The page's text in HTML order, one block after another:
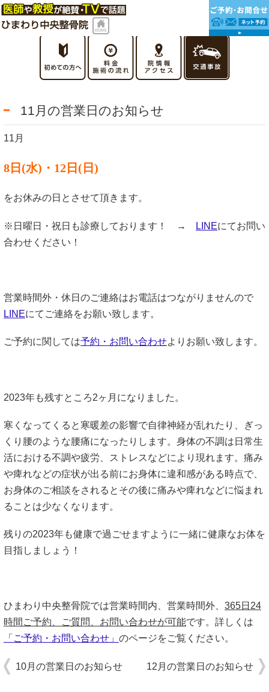
11月の営業日のお知らせ
11月
8日(水)・12日(日)
をお休みの日とさせて頂きます。
※日曜日・祝日も診療しております！ → LINEにてお問い
合わせください！
営業時間外・休日のご連絡はお電話はつながりませんので
LINEにてご連絡をお願い致します。
ご予約に関しては予約・お問い合わせよりお願い致します。
2023年も残すところ2ヶ月になりました。
寒くなってくると寒暖差の影響で自律神経が乱れたり、ぎっ
くり腰のような腰痛になったりします。身体の不調は日常生
活における不調や疲労、ストレスなどにより現れます。痛み
や痺れなどの症状が出る前にお身体に違和感がある時点で、
お身体のご相談をされるとその後に痛みや痺れなどに悩まれ
ることは少なくなります。
残りの2023年も健康で過ごせますように一緒に健康なお体を
目指しましょう！
ひまわり中央整骨院では営業時間内、営業時間外、 365日24
時間ご予約、ご質問、お問い合わせが可能です。詳しくは
「ご予約・お問い合わせ」 のページをご覧ください。
10月の営業日のお知らせ 12月の営業日のお知らせ